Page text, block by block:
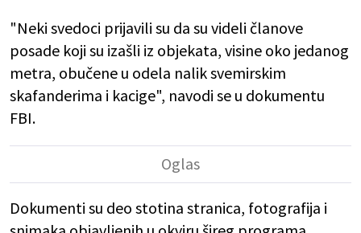
"Neki svedoci prijavili su da su videli članove
posade koji su izašli iz objekata, visine oko jedanog
metra, obučene u odela nalik svemirskim
skafanderima i kacige", navodi se u dokumentu
FBI.
Dokumenti su deo stotina stranica, fotografija i